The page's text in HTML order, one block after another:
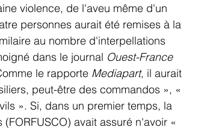
violence, de l'aveu même d'un
personnes aurait été remises à la
au nombre d'interpellations
dans le journal Ouest-France
le rapporte Mediapart, il aurait
peut-être des commandos », «
». Si, dans un premier temps, la
avait assuré n'avoir «